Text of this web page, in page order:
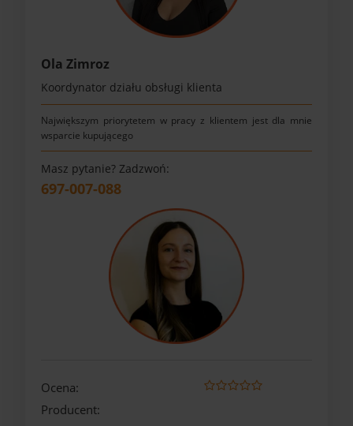
Ola Zimroz
Koordynator działu obsługi klienta
Największym priorytetem w pracy z klientem jest dla mnie
wsparcie kupującego
Masz pytanie? Zadzwoń:
697-007-088
Ocena:
Producent: